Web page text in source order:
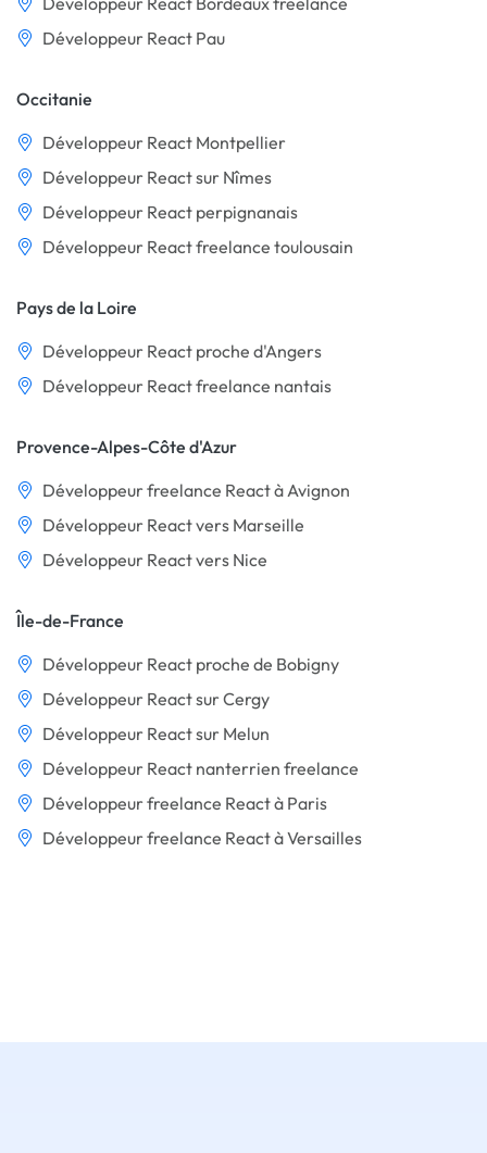
Développeur React Pau
Occitanie
Développeur React Montpellier
Développeur React sur Nîmes
Développeur React perpignanais
Développeur React freelance toulousain
Pays de la Loire
Développeur React proche d'Angers
Développeur React freelance nantais
Provence-Alpes-Côte d'Azur
Développeur freelance React à Avignon
Développeur React vers Marseille
Développeur React vers Nice
Île-de-France
Développeur React proche de Bobigny
Développeur React sur Cergy
Développeur React sur Melun
Développeur React nanterrien freelance
Développeur freelance React à Paris
Développeur freelance React à Versailles